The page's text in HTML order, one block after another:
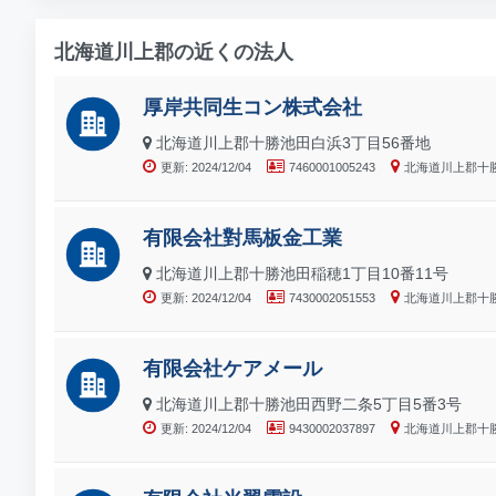
北海道川上郡の近くの法人
厚岸共同生コン株式会社
北海道川上郡十勝池田白浜3丁目56番地
更新: 2024/12/04 7460001005243 北海道川上郡十
有限会社對馬板金工業
北海道川上郡十勝池田稲穂1丁目10番11号
更新: 2024/12/04 7430002051553 北海道川上郡十
有限会社ケアメール
北海道川上郡十勝池田西野二条5丁目5番3号
更新: 2024/12/04 9430002037897 北海道川上郡十